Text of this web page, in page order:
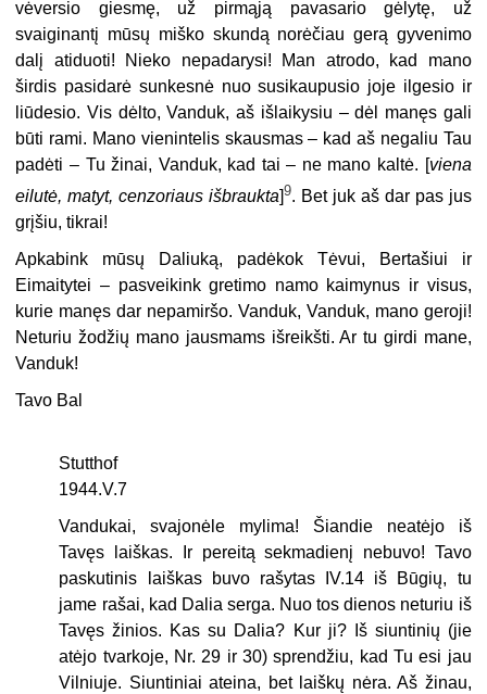
vėversio giesmę, už pirmąją pavasario gėlytę, už
svaiginantį mūsų miško skundą norėčiau gerą gyvenimo
dalį atiduoti! Nieko nepadarysi! Man atrodo, kad mano
širdis pasidarė sunkesnė nuo susikaupusio joje ilgesio ir
liūdesio. Vis dėlto, Vanduk, aš išlaikysiu – dėl manęs gali
būti rami. Mano vienintelis skausmas – kad aš negaliu Tau
padėti – Tu žinai, Vanduk, kad tai – ne mano kaltė. [viena
eilutė, matyt, cenzoriaus išbraukta]9. Bet juk aš dar pas jus
grįšiu, tikrai!
Apkabink mūsų Daliuką, padėkok Tėvui, Bertašiui ir
Eimaitytei – pasveikink gretimo namo kaimynus ir visus,
kurie manęs dar nepamiršo. Vanduk, Vanduk, mano geroji!
Neturiu žodžių mano jausmams išreikšti. Ar tu girdi mane,
Vanduk!
Tavo Bal
Stutthof
1944.V.7
Vandukai, svajonėle mylima! Šiandie neatėjo iš
Tavęs laiškas. Ir pereitą sekmadienį nebuvo! Tavo
paskutinis laiškas buvo rašytas IV.14 iš Būgių, tu
jame rašai, kad Dalia serga. Nuo tos dienos neturiu iš
Tavęs žinios. Kas su Dalia? Kur ji? Iš siuntinių (jie
atėjo tvarkoje, Nr. 29 ir 30) sprendžiu, kad Tu esi jau
Vilniuje. Siuntiniai ateina, bet laiškų nėra. Aš žinau,